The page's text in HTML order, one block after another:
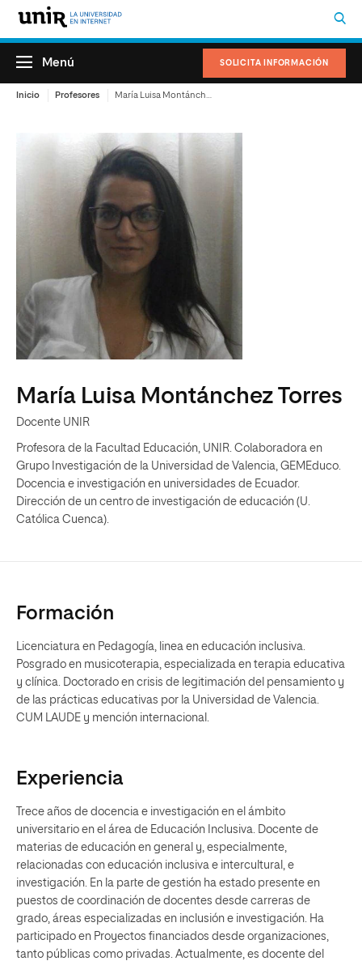
SOLICITA INFORMACIÓN
Menú
Inicio Profesores
María Luisa Montánchez Torres
Docente UNIR
Profesora de la Facultad Educación, UNIR. Colaboradora en
Grupo Investigación de la Universidad de Valencia, GEMEduco.
Docencia e investigación en universidades de Ecuador.
Dirección de un centro de investigación de educación (U.
Católica Cuenca).
Formación
Licenciatura en Pedagogía, linea en educación inclusiva.
Posgrado en musicoterapia, especializada en terapia educativa
y clínica. Doctorado en crisis de legitimación del pensamiento y
de las prácticas educativas por la Universidad de Valencia.
CUM LAUDE y mención internacional.
Experiencia
Trece años de docencia e investigación en el ámbito
universitario en el área de Educación Inclusiva. Docente de
materias de educación en general y, especialmente,
relacionadas con educación inclusiva e intercultural, e
investigación. En la parte de gestión ha estado presente en
puestos de coordinación de docentes desde carreras de
grado, áreas especializadas en inclusión e investigación. Ha
participado en Proyectos financiados desde organizaciones,
tanto públicas como privadas. Actualmente, es docente del